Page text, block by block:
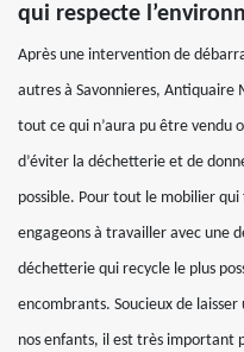
qui respecte
Après une intervention de
autres à Savonnieres, Antiquaire
tout ce qui n’aura pu être vendu
d’éviter la déchetterie et de
possible. Pour tout le mobilier
engageons à travailler avec une
déchetterie qui recycle le plus
encombrants. Soucieux de
nos enfants, il est très important